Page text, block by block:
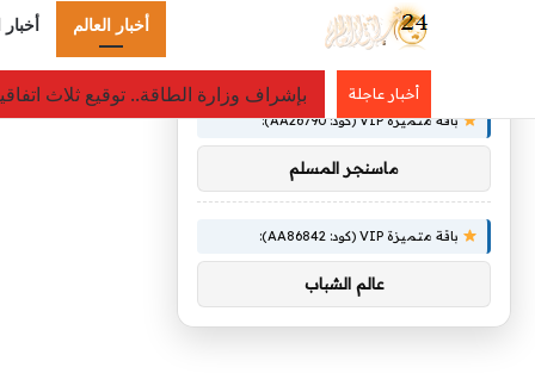
أخبار العالم
أخبار عاجلة بإشراف وزارة الطاقة.. توقيع ثلاث
باقة متميزة VIP (كود: AA26790):
ماسنجر المسلم
باقة متميزة VIP (كود: AA86842):
عالم الشباب